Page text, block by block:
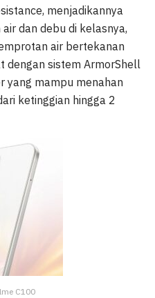
menjadikannya
dan debu di kelasnya,
air bertekanan
dengan sistem ArmorShell
yang mampu menahan
ketinggian hingga 2
C100